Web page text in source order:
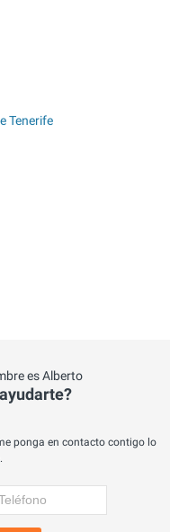
Tenerife
es Alberto
ponga en contacto contigo lo